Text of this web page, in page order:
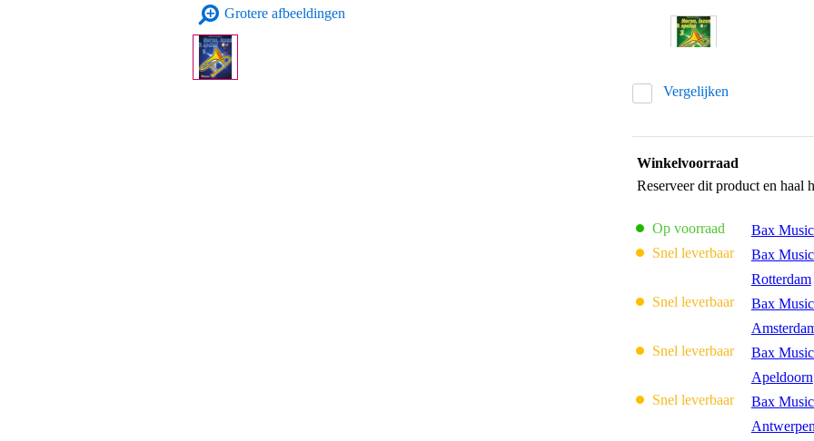
Grotere afbeeldingen
Vergelijken
Winkelvoorraad
Reserveer dit product en haal
Op voorraad Bax
Snel leverbaar
Bax
Rotterdam
Snel leverbaar
Bax
Snel leverbaar
Bax
Apeldoorn
Snel leverbaar
Bax
Antwerpen